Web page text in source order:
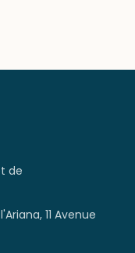
de
11 Avenue